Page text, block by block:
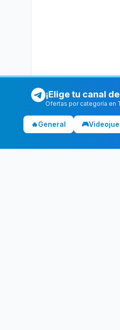
¡Elige tu canal
Ofertas por categoría en
🔥General 🎮